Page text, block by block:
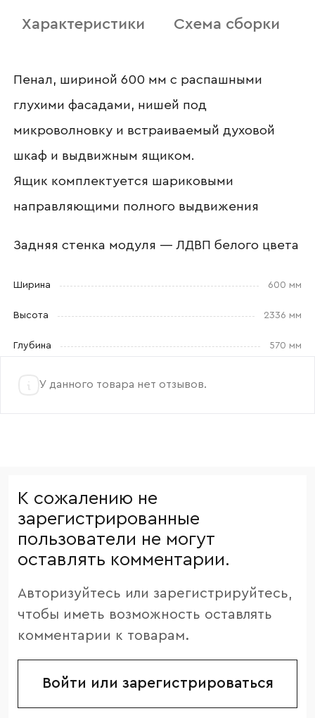
Характеристики Схема сборки
Пенал, шириной 600 мм с распашными
глухими фасадами, нишей под
микроволновку и встраиваемый духовой
шкаф и выдвижным ящиком.
Ящик комплектуется шариковыми
направляющими полного выдвижения
Задняя стенка модуля — ЛДВП белого цвета
Ширина 600 мм
Высота 2336 мм
Глубина 570 мм
У данного товара нет отзывов.
К сожалению не
зарегистрированные
пользователи не могут
оставлять комментарии.
Авторизуйтесь или зарегистрируйтесь,
чтобы иметь возможность оставлять
комментарии к товарам.
Войти или зарегистрироваться
Отправить
и обработкой данных.